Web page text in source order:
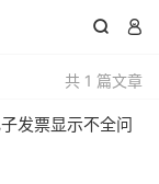
 
共 1 篇文章
发票显示不全问